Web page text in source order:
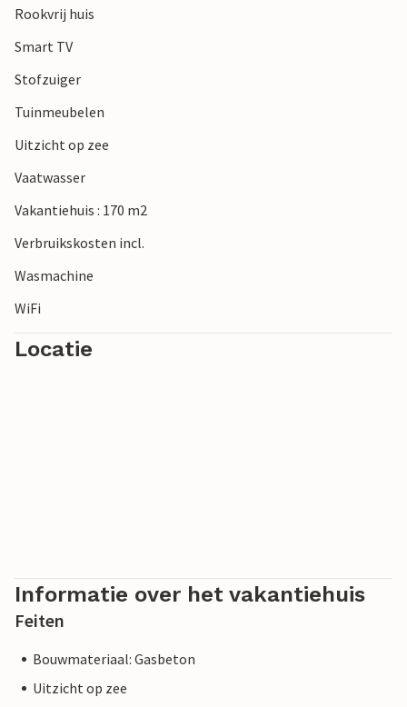
Rookvrij huis
Smart TV
Stofzuiger
Tuinmeubelen
Uitzicht op zee
Vaatwasser
Vakantiehuis : 170 m2
Verbruikskosten incl.
Wasmachine
WiFi
Locatie
Informatie over het vakantiehuis
Feiten
Bouwmateriaal: Gasbeton
Uitzicht op zee